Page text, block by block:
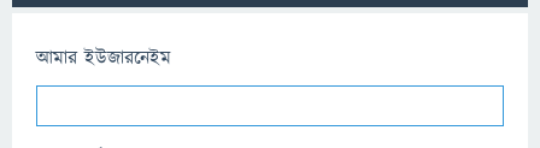
আমার ইউজারনেইম